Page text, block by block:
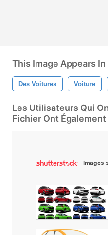
This Image Appears
Des Voitures Voiture
Les Utilisateurs Qui
Fichier Ont
Images